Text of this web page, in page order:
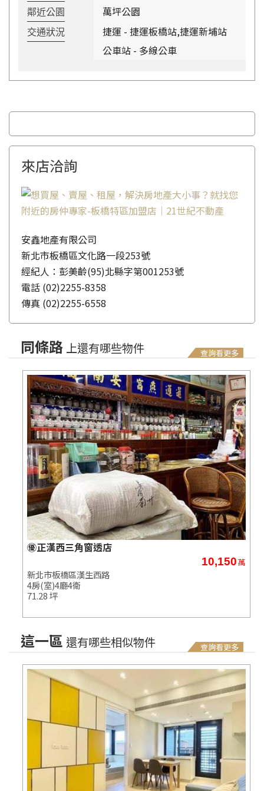
鄰近公園 萬坪公園
交通狀況
捷運 - 捷運板橋站,捷運新埔站
公車站 - 多線公車
來店洽詢
安鑫地產有限公司
新北市板橋區文化路一段253號
經紀人：彭美齡(95)北縣字第001253號
電話 (02)2255-8358
傳真 (02)2255-6558
查詢看更多
同條路 上還有哪些物件
㊝正漢西三角窗透店
10,150萬
新北市板橋區漢生西路
4房(室)4廳4衛
71.28 坪
查詢看更多
這一區 還有哪些相似物件